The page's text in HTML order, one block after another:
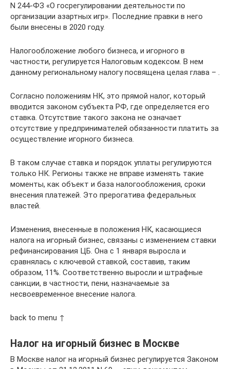
N 244-ФЗ «О госрегулировании деятельности по
организации азартных игр». Последние правки в него
были внесены в 2020 году.
Налогообложение любого бизнеса, и игорного в
частности, регулируется Налоговым кодексом. В нем
данному региональному налогу посвящена целая глава – .
Согласно положениям НК, это прямой налог, который
вводится законом субъекта РФ, где определяется его
ставка. Отсутствие такого закона не означает
отсутствие у предпринимателей обязанности платить за
осуществление игорного бизнеса.
В таком случае ставка и порядок уплаты регулируются
только НК. Регионы также не вправе изменять такие
моменты, как объект и база налогообложения, сроки
внесения платежей. Это прерогатива федеральных
властей.
Изменения, внесенные в положения НК, касающиеся
налога на игорный бизнес, связаны с изменением ставки
рефинансирования ЦБ. Она с 1 января выросла и
сравнялась с ключевой ставкой, составив, таким
образом, 11%. Соответственно выросли и штрафные
санкции, в частности, пени, назначаемые за
несвоевременное внесение налога.
back to menu ↑
Налог на игорный бизнес в Москве
В Москве налог на игорный бизнес регулируется Законом